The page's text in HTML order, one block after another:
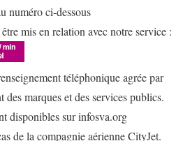
numéro ci-dessous
mis en relation avec notre service :
téléphonique agrée par
marques et des services publics.
disponibles sur infosva.org
de la compagnie aérienne CityJet.